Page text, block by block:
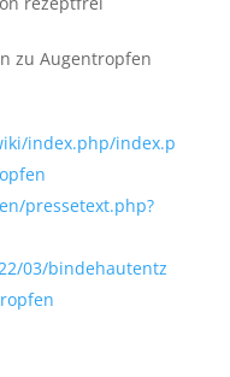
zu Augentropfen
index.php/index.p
pressetext.php?
03/bindehautentz